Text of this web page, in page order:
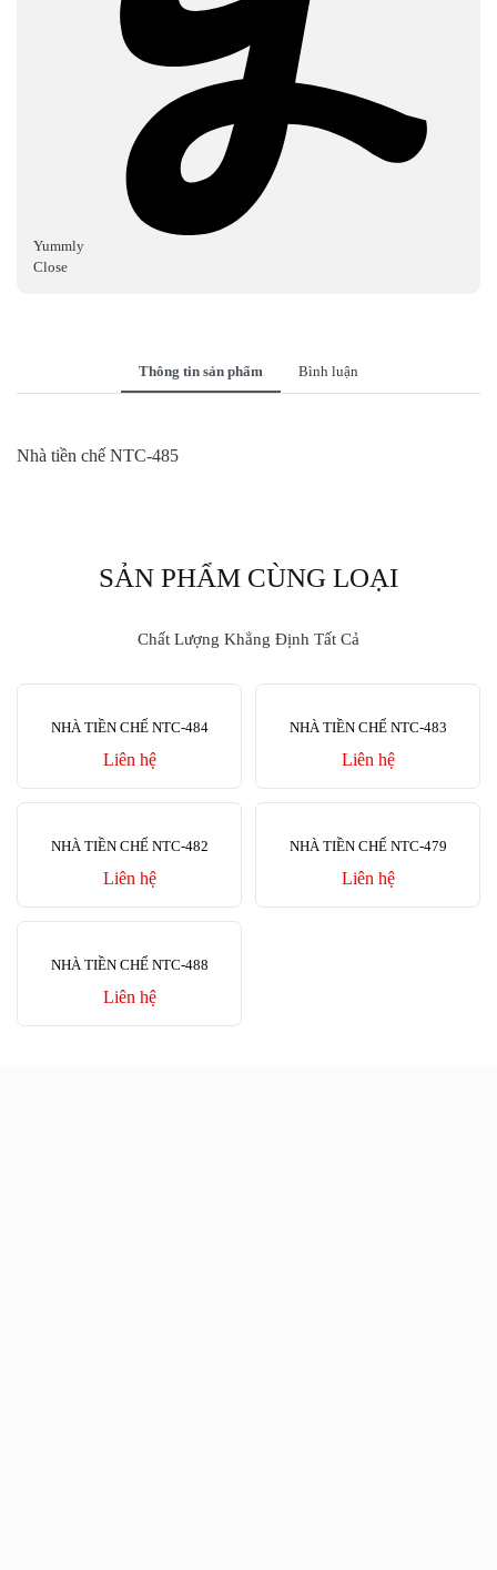
Yummly
Close
Thông tin sản phẩm Bình luận
Nhà tiền chế NTC-485
SẢN PHẨM CÙNG LOẠI
Chất Lượng Khẳng Định Tất Cả
NHÀ TIỀN CHẾ NTC-484
Liên hệ
NHÀ TIỀN CHẾ NTC-483
Liên hệ
NHÀ TIỀN CHẾ NTC-482
Liên hệ
NHÀ TIỀN CHẾ NTC-479
Liên hệ
NHÀ TIỀN CHẾ NTC-488
Liên hệ